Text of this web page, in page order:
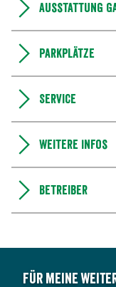
Ausstattung
Parkplätze
Service
Weitere Infos
Betreiber
Für meine